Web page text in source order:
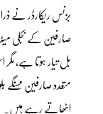
بزنس ریکارڈر نے
صارفین کے بجلی
بل تیار ہوتا ہے،
متعدد صارفین
اٹھاتے رہے ہیں۔